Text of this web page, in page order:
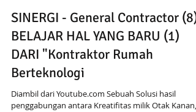
SINERGI - General Contractor (8):
BELAJAR HAL YANG BARU (1)
DARI "Kontraktor Rumah
Berteknologi
Diambil dari Youtube.com Sebuah Solusi hasil
penggabungan antara Kreatifitas milik Otak Kanan,